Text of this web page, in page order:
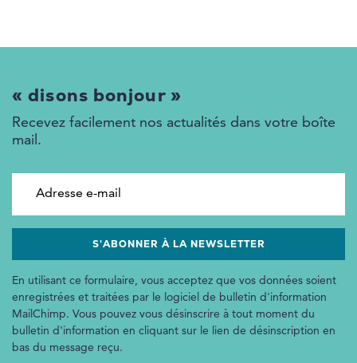
« disons bonjour »
Recevez facilement nos actualités dans votre boîte
mail.
En utilisant ce formulaire, vous acceptez que vos données soient
enregistrées et traitées par le logiciel de bulletin d'information
MailChimp. Vous pouvez vous désinscrire à tout moment du
bulletin d'information en cliquant sur le lien de désinscription en
bas du message reçu.